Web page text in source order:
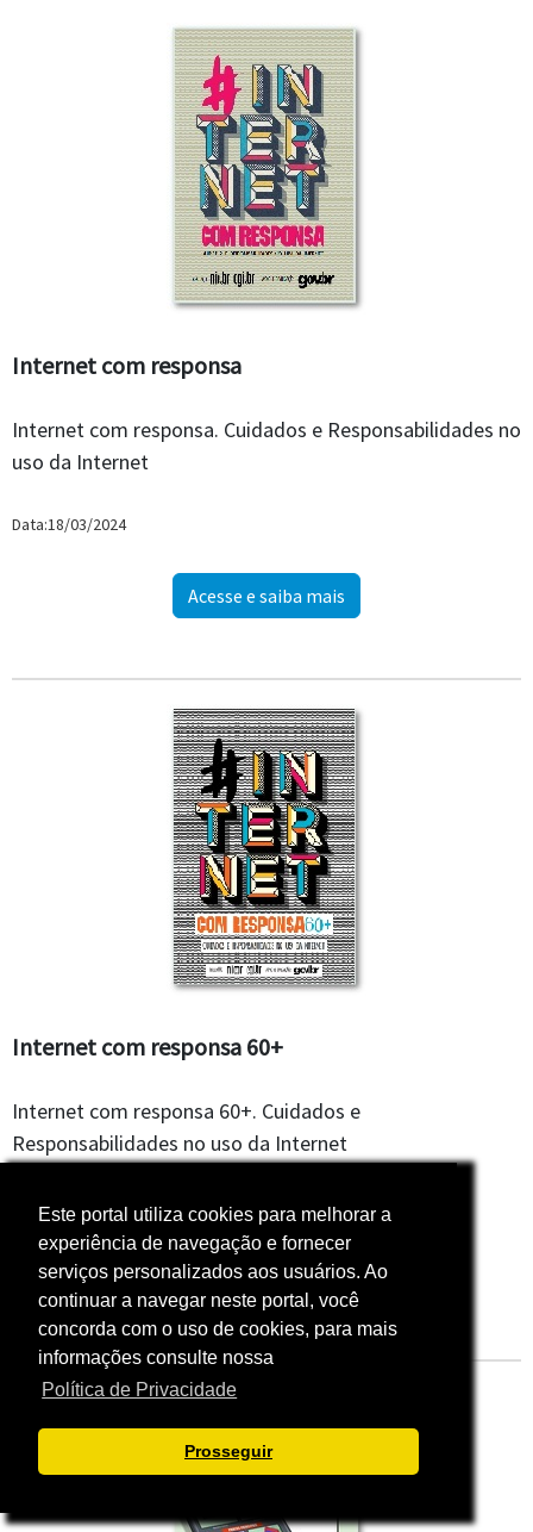
Este portal utiliza cookies para melhorar a
experiência de navegação e fornecer
serviços personalizados aos usuários. Ao
continuar a navegar neste portal, você
concorda com o uso de cookies, para mais
informações consulte nossa
Política de Privacidade
Prosseguir
Internet com responsa
Internet com responsa. Cuidados e Responsabilidades no
uso da Internet
Data:18/03/2024
Acesse e saiba mais
Internet com responsa 60+
Internet com responsa 60+. Cuidados e
Responsabilidades no uso da Internet
Data:11/03/2024
Acesse e saiba mais